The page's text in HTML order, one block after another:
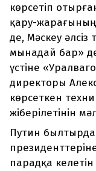
көрсетіп
қару-жарағының
де, Мәскеу
мынадай бар»
үстіне
директоры
көрсеткен
жіберілетінін
Путин
парадқа